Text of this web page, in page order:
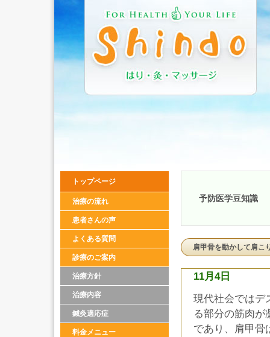
トップページ
治療の流れ
患者さんの声
よくある質問
診療のご案内
治療方針
治療内容
鍼灸適応症
料金メニュー
予防医学豆知識
肩甲骨を動かして肩こ
11月4日
現代社会ではデ
る部分の筋肉が
であり、肩甲骨